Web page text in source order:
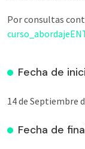
Por consultas
Fecha de
14 de Septiembre
Fecha de